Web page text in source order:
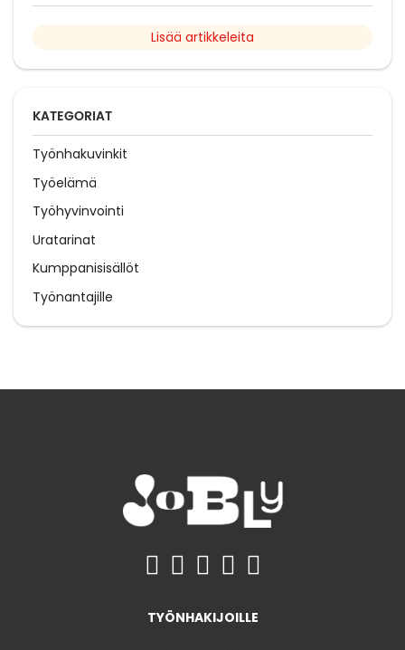
Lisää artikkeleita
KATEGORIAT
Työnhakuvinkit
Työelämä
Työhyvinvointi
Uratarinat
Kumppanisisällöt
Työnantajille
TYÖNHAKIJOILLE